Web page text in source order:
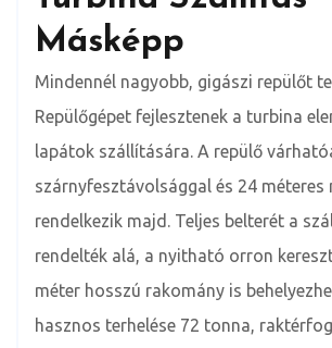
Másképp
Mindennél nagyobb, gigászi repülőt
Repülőgépet fejlesztenek a turbina
lapátok szállítására. A repülő
szárnyfesztávolsággal és 24 méteres
rendelkezik majd. Teljes belterét a
rendelték alá, a nyitható orron
méter hosszú rakomány is
hasznos terhelése 72 tonna,